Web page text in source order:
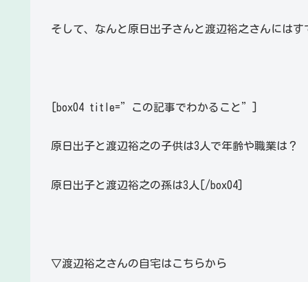
そして、なんと原日出子さんと渡辺裕之さんには
[box04 title=”この記事でわかること”]
原日出子と渡辺裕之の子供は3人で年齢や職業は？
原日出子と渡辺裕之の孫は3人[/box04]
▽渡辺裕之さんの自宅はこちらから